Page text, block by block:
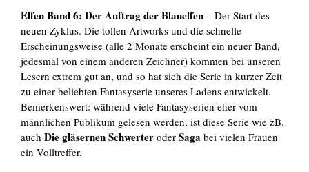
Elfen Band 6: Der Auftrag der Blauelfen – Der Start des
neuen Zyklus. Die tollen Artworks und die schnelle
Erscheinungsweise (alle 2 Monate erscheint ein neuer Band,
jedesmal von einem anderen Zeichner) kommen bei unseren
Lesern extrem gut an, und so hat sich die Serie in kurzer Zeit
zu einer beliebten Fantasyserie unseres Ladens entwickelt.
Bemerkenswert: während viele Fantasyserien eher vom
männlichen Publikum gelesen werden, ist diese Serie wie zB.
auch Die gläsernen Schwerter oder Saga bei vielen Frauen
ein Volltreffer.